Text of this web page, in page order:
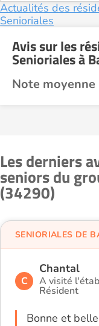
Actualités des
Senioriales
Avis sur les
Senioriales à
Note moyenne
Les derniers
seniors du
(34290)
C
Chantal
A visité
Résident
Bonne et
SENIORIALES DE